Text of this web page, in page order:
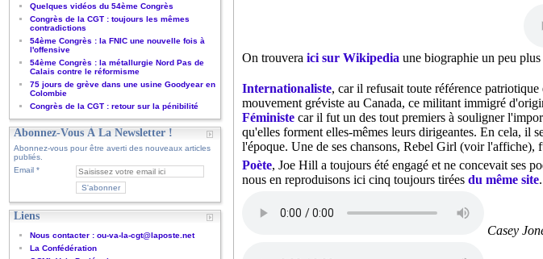
Quelques vidéos du 54ème Congrès
Congrès de la CGT : toujours les mêmes
contradictions
54ème Congrès : la FNIC une nouvelle fois à
l'offensive
54ème Congrès : la métallurgie Nord Pas de
Calais contre le réformisme
75 jours de grève dans une usine Goodyear en
Colombie
Congrès de la CGT : retour sur la pénibilité
Abonnez-Vous À La Newsletter !
Abonnez-vous pour être averti des nouveaux articles
publiés.
Email
Liens
Nous contacter : ou-va-la-cgt@laposte.net
La Confédération
On trouvera ici sur Wikipedia une biographie un peu plus
Internationaliste, car il refusait toute référence
mouvement gréviste au Canada, ce militant immigré
Féministecar il fut un des tout premiers à souligner
qu'elles forment elles-mêmes leurs dirigeantes. En cela, il
l'époque. Une de ses chansons, Rebel Girl (voir
Poète, Joe Hill a toujours été engagé et ne concevait ses
nous en reproduisons ici cinq toujours tirées du même site.
Casey